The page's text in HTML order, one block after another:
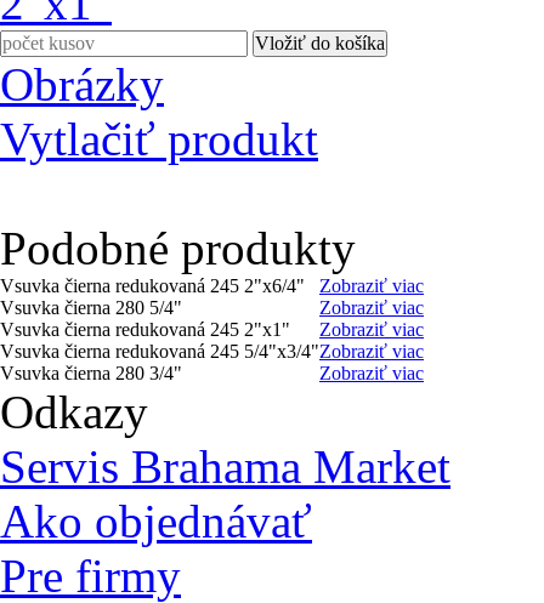
Obrázky
Vytlačiť produkt
Podobné produkty
Vsuvka čierna redukovaná 245 2"x6/4"
Zobraziť viac
Vsuvka čierna 280 5/4"
Zobraziť viac
Vsuvka čierna redukovaná 245 2"x1"
Zobraziť viac
Vsuvka čierna redukovaná 245 5/4"x3/4"Zobraziť viac
Vsuvka čierna 280 3/4"
Zobraziť viac
Odkazy
Servis Brahama Market
Ako objednávať
Pre firmy